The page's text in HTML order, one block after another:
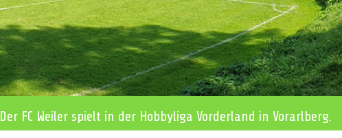
Der FC Weiler spielt in der Hobbyliga Vorderland in Vorarlberg.